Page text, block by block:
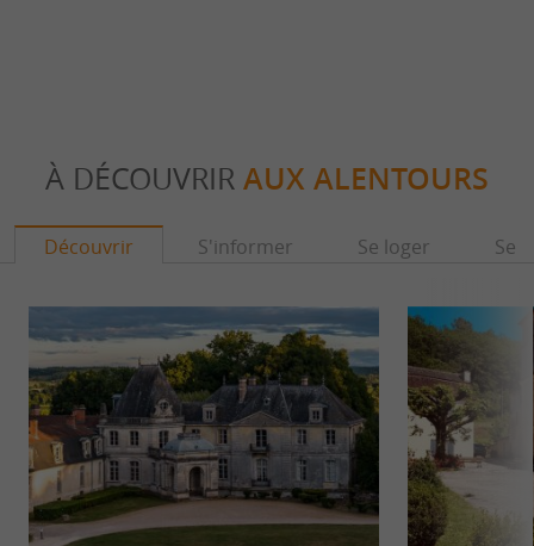
À DÉCOUVRIR AUX ALENTOURS
Découvrir S'informer Se loger Se